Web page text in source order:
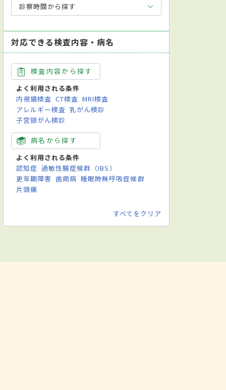
診察時間から探す
対応できる検査内容・病名
検査内容から探す
よく利用される条件
内視鏡検査 CT検査 MRI検査
アレルギー検査 乳がん検診
子宮頸がん検診
病名から探す
よく利用される条件
認知症 過敏性腸症候群（IBS）
更年期障害 歯周病 睡眠時無呼吸症候群
片頭痛
すべてをクリア